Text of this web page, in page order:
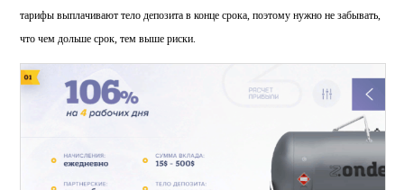
тарифы выплачивают тело депозита в конце срока, поэтому нужно не забывать,
что чем дольше срок, тем выше риски.